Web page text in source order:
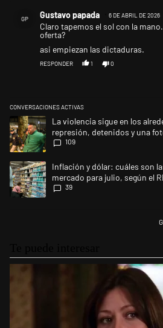
GP Gustavo papada 6 DE ABRIL DE 2026
Claro tapemos el sol con la
oferta?
asi empiezan las dictaduras.
RESPONDER 1 0
CONVERSACIONES ACTIVAS
Este listado muestra los artículos con
Un artículo de tendencia con el título "La
La violencia sigue en los
represión, detenidos y una
109
Un artículo de tendencia con el título
Inflación y dólar: cuáles son
mercado para julio, según el
39